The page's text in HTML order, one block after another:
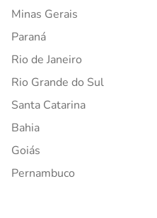
Minas Gerais
Paraná
Rio de Janeiro
Rio Grande do Sul
Santa Catarina
Bahia
Goiás
Pernambuco